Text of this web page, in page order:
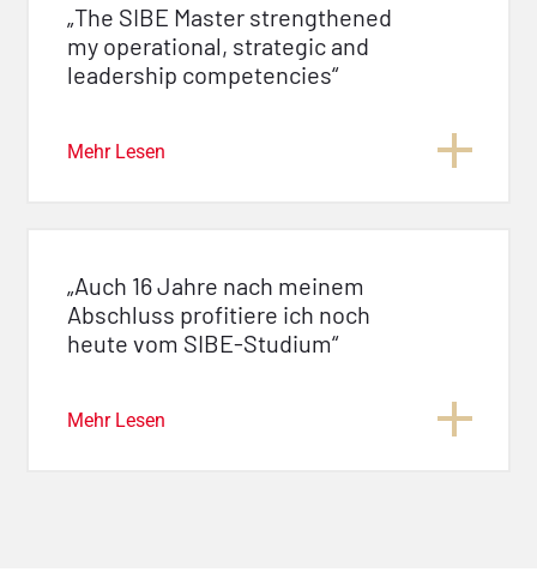
„The SIBE Master strengthened
my operational, strategic and
leadership competencies“
Mehr Lesen
„Auch 16 Jahre nach meinem
Abschluss profitiere ich noch
heute vom SIBE-Studium“
Mehr Lesen